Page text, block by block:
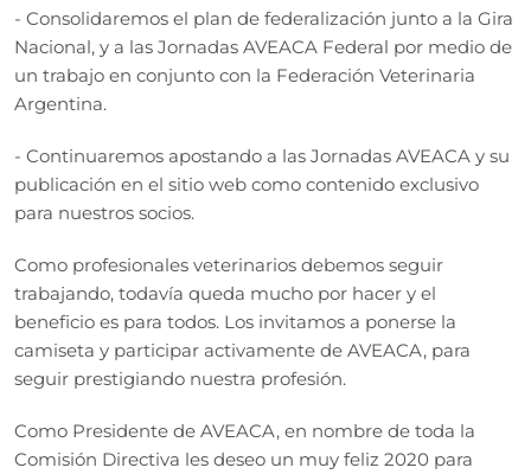
- Consolidaremos el plan de federalización junto a la Gira
Nacional, y a las Jornadas AVEACA Federal por medio de
un trabajo en conjunto con la Federación Veterinaria
Argentina.
- Continuaremos apostando a las Jornadas AVEACA y su
publicación en el sitio web como contenido exclusivo
para nuestros socios.
Como profesionales veterinarios debemos seguir
trabajando, todavía queda mucho por hacer y el
beneficio es para todos. Los invitamos a ponerse la
camiseta y participar activamente de AVEACA, para
seguir prestigiando nuestra profesión.
Como Presidente de AVEACA, en nombre de toda la
Comisión Directiva les deseo un muy feliz 2020 para